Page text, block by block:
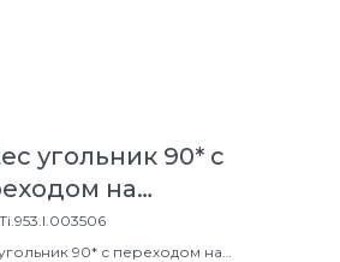
угольник 90* с
на
35 мм х 1"
90* с переходом на